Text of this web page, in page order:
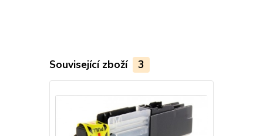
Související zboží 3